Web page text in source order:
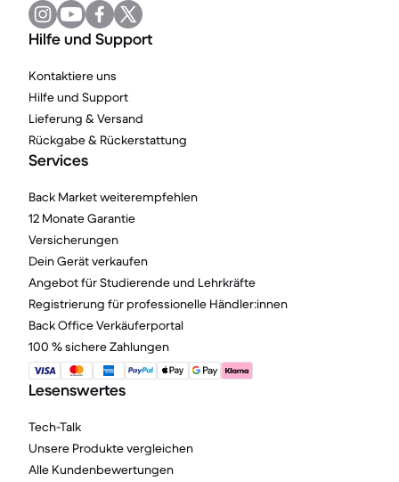
Hilfe und Support
Kontaktiere uns
Hilfe und Support
Lieferung & Versand
Rückgabe & Rückerstattung
Services
Back Market weiterempfehlen
12 Monate Garantie
Versicherungen
Dein Gerät verkaufen
Angebot für Studierende und Lehrkräfte
Registrierung für professionelle Händler:innen
Back Office Verkäuferportal
100 % sichere Zahlungen
Lesenswertes
Tech-Talk
Unsere Produkte vergleichen
Alle Kundenbewertungen